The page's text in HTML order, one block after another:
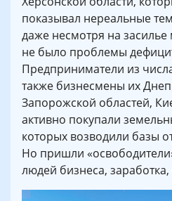
показывал нереальные
даже несмотря на засилье
не было проблемы
Предприниматели из
также бизнесмены их
Запорожской областей,
активно покупали
которых возводили базы
Но пришли
людей бизнеса, заработка,